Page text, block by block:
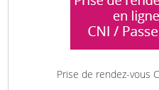
Prise de rendez-vous